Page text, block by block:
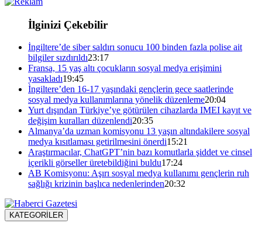
İlginizi Çekebilir
İngiltere’de siber saldırı sonucu 100 binden fazla polise ait
bilgiler sızdırıldı23:17
Fransa, 15 yaş altı çocukların sosyal medya erişimini
yasakladı19:45
İngiltere’den 16-17 yaşındaki gençlerin gece saatlerinde
sosyal medya kullanımlarına yönelik düzenleme20:04
Yurt dışından Türkiye’ye götürülen cihazlarda IMEI kayıt ve
değişim kuralları düzenlendi20:35
Almanya’da uzman komisyonu 13 yaşın altındakilere sosyal
medya kısıtlaması getirilmesini önerdi15:21
Araştırmacılar, ChatGPT’nin bazı komutlarla şiddet ve cinsel
içerikli görseller üretebildiğini buldu17:24
AB Komisyonu: Aşırı sosyal medya kullanımı gençlerin ruh
sağlığı krizinin başlıca nedenlerinden20:32
KATEGORİLER